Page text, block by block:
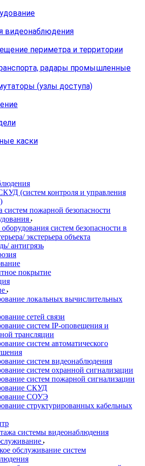
видеонаблюдения
периметра и территории
радары промышленные
(узлы доступа)
каски
(систем контроля и управления
систем пожарной безопасности
систем безопасности в
экстерьера объекта
антигрязь
покрытие
локальных вычислительных
сетей связи
систем IP-оповещения и
трансляции
систем автоматического
систем видеонаблюдения
систем охранной сигнализации
систем пожарной сигнализации
СКУД
СОУЭ
структурированных кабельных
системы видеонаблюдения
обслуживание систем